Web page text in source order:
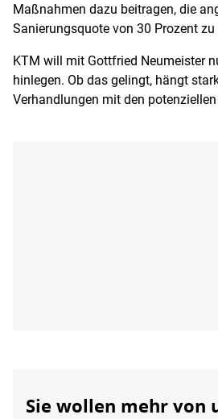
Maßnahmen dazu beitragen, die
Sanierungsquote von 30 Prozent zu
KTM will mit Gottfried Neumeister
hinlegen. Ob das gelingt, hängt
Verhandlungen mit den
Sie wollen mehr von